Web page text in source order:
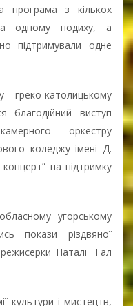
програма з кількох
одному подиху, а
підтримували одне
греко-католицькому
благодійний виступ
оркестру
коледжу імені Д.
на підтримку
угорському
покази різдвяної
Наталії Гал
культури і мистецтв,